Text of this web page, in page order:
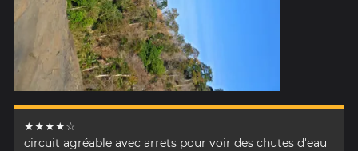
★★★★☆
circuit agréable avec arrets pour voir des chutes d'eau